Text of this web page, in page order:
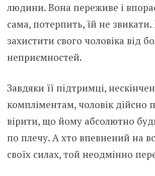
людини. Вона переживе і
сама, потерпить, їй не звикати.
захистити свого чоловіка від
неприємностей.
Завдяки її підтримці,
компліментам, чоловік дійсно
вірити, що йому абсолютно
по плечу. А хто впевнений на
своїх силах, той неодмінно